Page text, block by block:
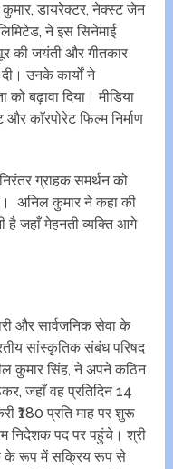
डायरेक्टर, नेक्स्ट जेन
ने इस सिनेमाई
की जयंती और गीतकार
उनके कार्यों ने
बढ़ावा दिया। मीडिया
काॅरपोरेट फिल्म निर्माण
ग्राहक समर्थन को
अनिल कुमार ने कहा की
है जहाँ मेहनती व्यक्ति आगे
और सार्वजनिक सेवा के
सांस्कृतिक संबंध परिषद
कुमार सिंह, ने अपने कठिन
जहाँ वह प्रतिदिन 14
₹180 प्रति माह पर शुरू
निदेशक पद पर पहुंचे। श्री
के रूप में सक्रिय रूप से